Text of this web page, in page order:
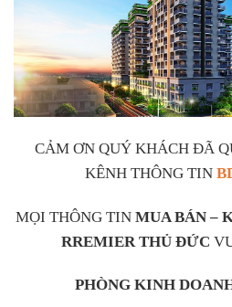
CẢM ƠN QUÝ KHÁCH ĐÃ
KÊNH THÔNG TIN
MỌI THÔNG TIN MUA BÁN –
RREMIER THỦ ĐỨC
PHÒNG KINH